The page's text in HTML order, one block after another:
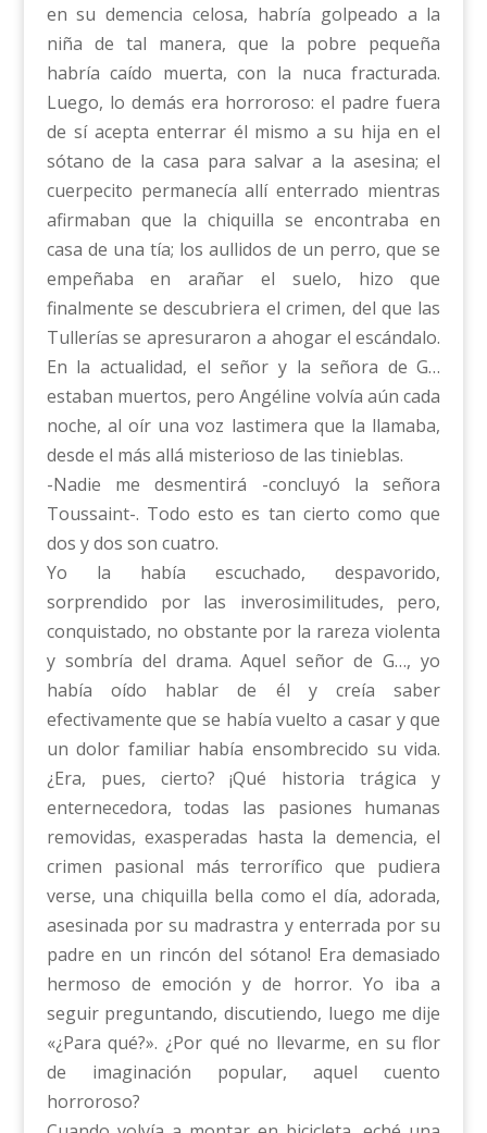
en su demencia celosa, habría golpeado a la
niña de tal manera, que la pobre pequeña
habría caído muerta, con la nuca fracturada.
Luego, lo demás era horroroso: el padre fuera
de sí acepta enterrar él mismo a su hija en el
sótano de la casa para salvar a la asesina; el
cuerpecito permanecía allí enterrado mientras
afirmaban que la chiquilla se encontraba en
casa de una tía; los aullidos de un perro, que se
empeñaba en arañar el suelo, hizo que
finalmente se descubriera el crimen, del que las
Tullerías se apresuraron a ahogar el escándalo.
En la actualidad, el señor y la señora de G…
estaban muertos, pero Angéline volvía aún cada
noche, al oír una voz lastimera que la llamaba,
desde el más allá misterioso de las tinieblas.
-Nadie me desmentirá -concluyó la señora
Toussaint-. Todo esto es tan cierto como que
dos y dos son cuatro.
Yo la había escuchado, despavorido,
sorprendido por las inverosimilitudes, pero,
conquistado, no obstante por la rareza violenta
y sombría del drama. Aquel señor de G…, yo
había oído hablar de él y creía saber
efectivamente que se había vuelto a casar y que
un dolor familiar había ensombrecido su vida.
¿Era, pues, cierto? ¡Qué historia trágica y
enternecedora, todas las pasiones humanas
removidas, exasperadas hasta la demencia, el
crimen pasional más terrorífico que pudiera
verse, una chiquilla bella como el día, adorada,
asesinada por su madrastra y enterrada por su
padre en un rincón del sótano! Era demasiado
hermoso de emoción y de horror. Yo iba a
seguir preguntando, discutiendo, luego me dije
«¿Para qué?». ¿Por qué no llevarme, en su flor
de imaginación popular, aquel cuento
horroroso?